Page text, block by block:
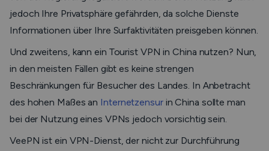
jedoch Ihre Privatsphäre gefährden, da solche Dienste
Informationen über Ihre Surfaktivitäten preisgeben können.
Und zweitens, kann ein Tourist VPN in China nutzen? Nun,
in den meisten Fällen gibt es keine strengen
Beschränkungen für Besucher des Landes. In Anbetracht
des hohen Maßes an Internetzensurin China sollte man
bei der Nutzung eines VPNs jedoch vorsichtig sein.
VeePN ist ein VPN-Dienst, der nicht zur Durchführung